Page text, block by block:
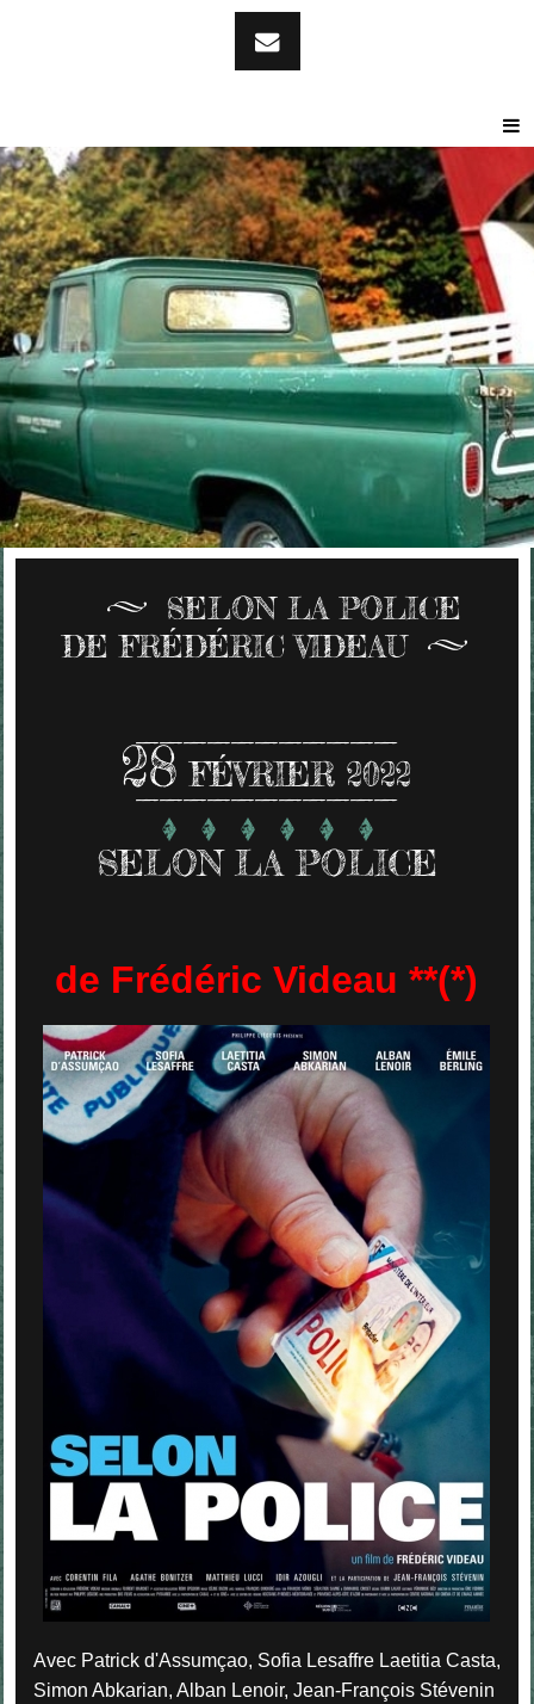
SELON LA POLICE
DE FRÉDÉRIC VIDEAU
28 FÉVRIER 2022
SELON LA POLICE
de Frédéric Videau **(*)
Avec Patrick d'Assumçao, Sofia Lesaffre Laetitia Casta,
Simon Abkarian, Alban Lenoir, Jean-François Stévenin